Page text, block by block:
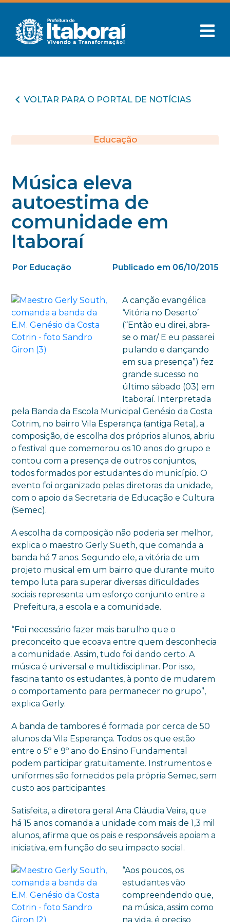
VOLTAR PARA O PORTAL DE NOTÍCIAS
Educação
Música eleva
autoestima de
comunidade em
Itaboraí
Por Educação Publicado em 06/10/2015
A canção evangélica
‘Vitória no Deserto’
(“Então eu direi, abra-
se o mar/ E eu passarei
pulando e dançando
em sua presença”) fez
grande sucesso no
último sábado (03) em
Itaboraí. Interpretada
pela Banda da Escola Municipal Genésio da Costa
Cotrim, no bairro Vila Esperança (antiga Reta), a
composição, de escolha dos próprios alunos, abriu
o festival que comemorou os 10 anos do grupo e
contou com a presença de outros conjuntos,
todos formados por estudantes do município. O
evento foi organizado pelas diretoras da unidade,
com o apoio da Secretaria de Educação e Cultura
(Semec).
A escolha da composição não poderia ser melhor,
explica o maestro Gerly Sueth, que comanda a
banda há 7 anos. Segundo ele, a vitória de um
projeto musical em um bairro que durante muito
tempo luta para superar diversas dificuldades
sociais representa um esforço conjunto entre a
Prefeitura, a escola e a comunidade.
“Foi necessário fazer mais barulho que o
preconceito que ecoava entre quem desconhecia
a comunidade. Assim, tudo foi dando certo. A
música é universal e multidisciplinar. Por isso,
fascina tanto os estudantes, à ponto de mudarem
o comportamento para permanecer no grupo”,
explica Gerly.
A banda de tambores é formada por cerca de 50
alunos da Vila Esperança. Todos os que estão
entre o 5º e 9º ano do Ensino Fundamental
podem participar gratuitamente. Instrumentos e
uniformes são fornecidos pela própria Semec, sem
custo aos participantes.
Satisfeita, a diretora geral Ana Cláudia Veira, que
há 15 anos comanda a unidade com mais de 1,3 mil
alunos, afirma que os pais e responsáveis apoiam a
iniciativa, em função do seu impacto social.
“Aos poucos, os
estudantes vão
compreendendo que,
na música, assim como
na vida, é preciso